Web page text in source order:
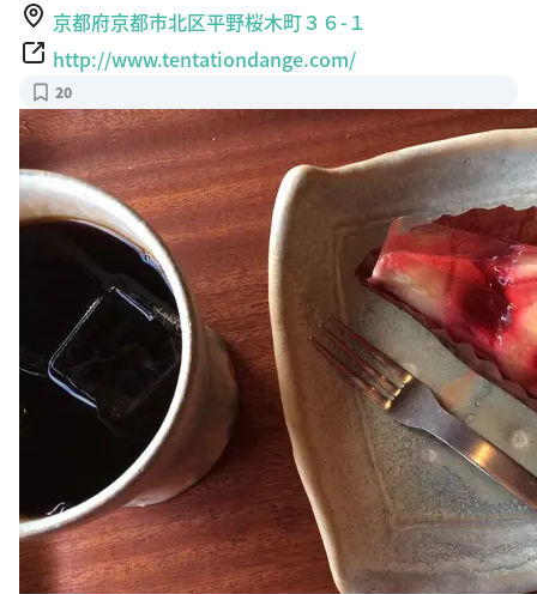
http://www.tentationdange.com/
20
お店に入るとすぐに魅力的なケーキがたくさん並んだショ